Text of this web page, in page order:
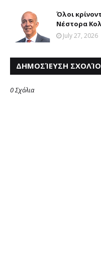
Όλοι
Νέστορα
July 27, 2026
ΔΗΜΟΣΊΕΥΣΗ
0 Σχόλια